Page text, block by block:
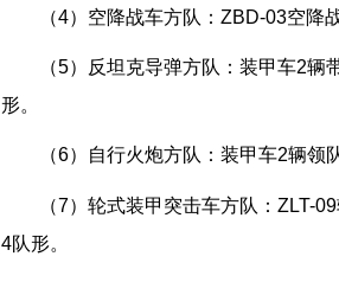
（4）空降战车方队：ZBD-03空降
（5）反坦克导弹方队：装甲车2
形。
（6）自行火炮方队：装甲车2辆
（7）轮式装甲突击车方队：ZLT-
4队形。